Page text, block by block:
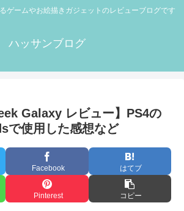
ゲームやお絵描きガジェットのレビューブログです
ハッサンブログ
Galaxy レビュー】PS4の
で使用した感想など
Facebook はてブ
Pinterest コピー